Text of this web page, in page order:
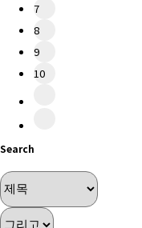
7
8
9
10
Search